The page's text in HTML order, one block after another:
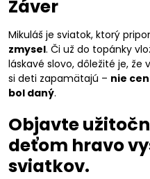
Záver
Mikuláš je sviatok, ktorý
zmysel. Či už do topánky
láskavé slovo, dôležité je,
si deti zapamätajú – nie
bol daný.
Objavte
deťom hravo
sviatkov.